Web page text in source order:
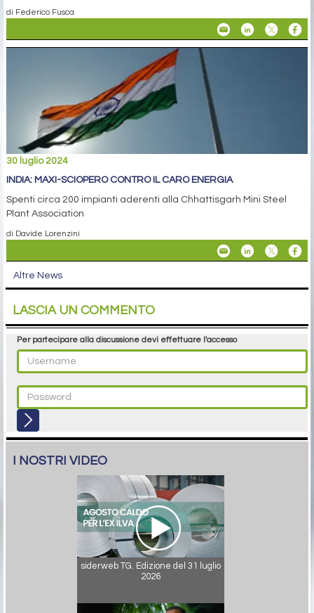
di Federico Fusca
30 luglio 2024
INDIA: MAXI-SCIOPERO CONTRO IL CARO ENERGIA
Spenti circa 200 impianti aderenti alla Chhattisgarh Mini Steel
Plant Association
di Davide Lorenzini
Altre News
LASCIA UN COMMENTO
Per partecipare alla discussione devi effettuare l'accesso
I NOSTRI VIDEO
siderweb TG. Edizione del 31 luglio
2026